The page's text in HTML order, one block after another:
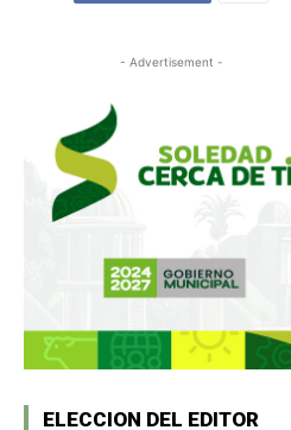
- Advertisement -
ELECCION DEL EDITOR